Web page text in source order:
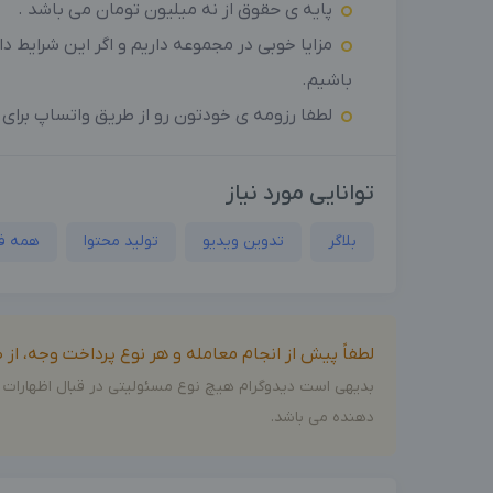
پایه ی حقوق از نه میلیون تومان می باشد .
مزایا خوبی در مجموعه داریم و اگر این
باشیم.
لطفا رزومه ی خودتون رو از طریق واتساپ برای
توانایی مورد نیاز
بلاگر تدوین‌ ویدیو تولید محتوا همه
لطفاً پیش از انجام معامله و هر نوع پرداخت وجه،
بدیهی است دیدوگرام هیچ نوع مسئولیتی در قبال
دهنده می باشد.